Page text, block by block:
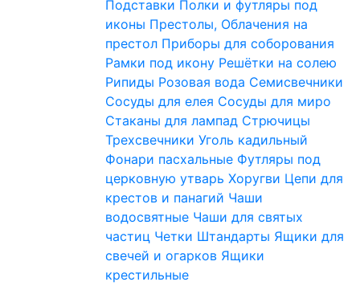
Подставки Полки и футляры под
иконы Престолы, Облачения на
престол Приборы для соборования
Рамки под икону Решётки на солею
Рипиды Розовая вода Семисвечники
Сосуды для елея Сосуды для миро
Стаканы для лампад Стрючицы
Трехсвечники Уголь кадильный
Фонари пасхальные Футляры под
церковную утварь Хоругви Цепи для
крестов и панагий Чаши
водосвятные Чаши для святых
частиц Четки Штандарты Ящики для
свечей и огарков Ящики
крестильные